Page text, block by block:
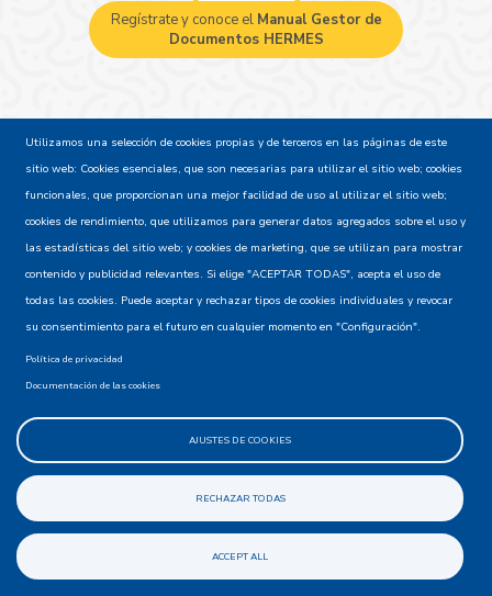
Regístrate y conoce el Manual Gestor de
Documentos HERMES
Agencia Presidencial de Cooperación
Internacional de Colombia,
APC-Colombia
Horario de atención al usuario:
Utilizamos una selección de cookies propias y de terceros en las páginas de este
sitio web: Cookies esenciales, que son necesarias para utilizar el sitio web; cookies
funcionales, que proporcionan una mejor facilidad de uso al utilizar el sitio web;
cookies de rendimiento, que utilizamos para generar datos agregados sobre el uso y
las estadísticas del sitio web; y cookies de marketing, que se utilizan para mostrar
contenido y publicidad relevantes. Si elige "ACEPTAR TODAS", acepta el uso de
todas las cookies. Puede aceptar y rechazar tipos de cookies individuales y revocar
su consentimiento para el futuro en cualquier momento en "Configuración".
Política de privacidad
Documentación de las cookies
AJUSTES DE COOKIES
RECHAZAR TODAS
ACCEPT ALL